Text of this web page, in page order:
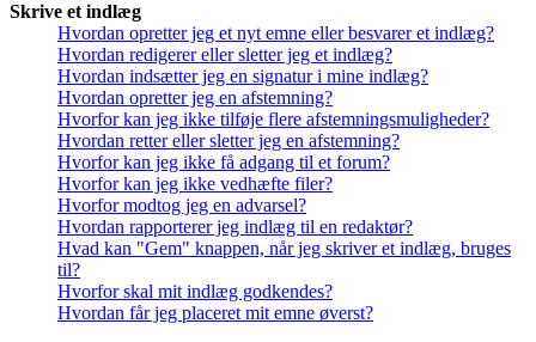
Skrive et indlæg
Hvordan opretter jeg et nyt emne eller besvarer et indlæg?
Hvordan redigerer eller sletter jeg et indlæg?
Hvordan indsætter jeg en signatur i mine indlæg?
Hvordan opretter jeg en afstemning?
Hvorfor kan jeg ikke tilføje flere afstemningsmuligheder?
Hvordan retter eller sletter jeg en afstemning?
Hvorfor kan jeg ikke få adgang til et forum?
Hvorfor kan jeg ikke vedhæfte filer?
Hvorfor modtog jeg en advarsel?
Hvordan rapporterer jeg indlæg til en redaktør?
Hvad kan "Gem" knappen, når jeg skriver et indlæg, bruges
til?
Hvorfor skal mit indlæg godkendes?
Hvordan får jeg placeret mit emne øverst?